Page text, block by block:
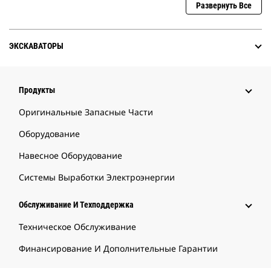
Развернуть Все
ЭКСКАВАТОРЫ
Продукты
Оригинальные Запасные Части
Оборудование
Навесное Оборудование
Системы Выработки Электроэнергии
Обслуживание И Техподдержка
Техническое Обслуживание
Финансирование И Дополнительные Гарантии